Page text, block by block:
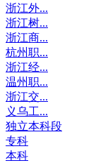
浙江外...
浙江树...
浙江商...
杭州职...
浙江经...
温州职...
浙江交...
义乌工...
独立本科段
专科
本科